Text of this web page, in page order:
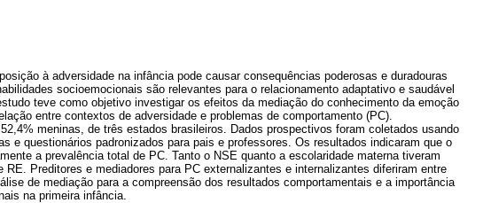
à adversidade na infância pode causar consequências poderosas e duradouras
socioemocionais são relevantes para o relacionamento adaptativo e saudável
teve como objetivo investigar os efeitos da mediação do conhecimento da emoção
entre contextos de adversidade e problemas de comportamento (PC).
meninas, de três estados brasileiros. Dados prospectivos foram coletados usando
e questionários padronizados para pais e professores. Os resultados indicaram que o
a prevalência total de PC. Tanto o NSE quanto a escolaridade materna tiveram
Preditores e mediadores para PC externalizantes e internalizantes diferiram entre
de mediação para a compreensão dos resultados comportamentais e a importância
na primeira infância.